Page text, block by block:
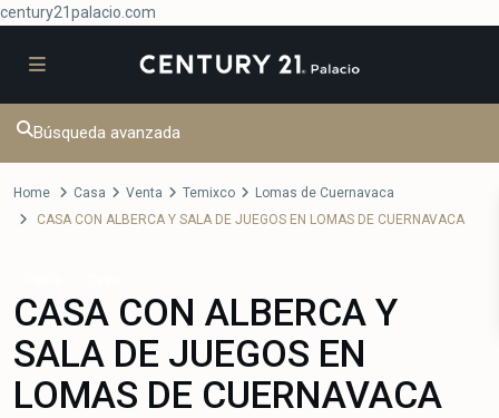
century21palacio.com
Búsqueda avanzada
Home Casa Venta Temixco
Lomas de Cuernavaca
CASA CON ALBERCA Y SALA DE JUEGOS EN LOMAS DE CUERNAVACA
CASA CON ALBERCA Y
SALA DE JUEGOS EN
LOMAS DE CUERNAVACA